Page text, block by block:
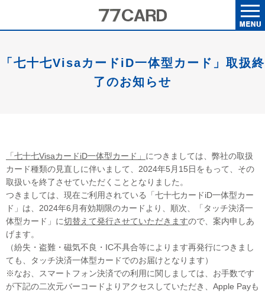
「七十七VisaカードiD一体型カード」取扱終
了のお知らせ
「七十七VisaカードiD一体型カード」 につきましては、弊社の取扱
カード種類の見直しに伴いまして、2024年5月15日をもって、その
取扱いを終了させていただくこととなりました。
つきましては、現在ご利用されている「七十七カードiD一体型カー
ド」は、2024年6月有効期限のカードより、順次、「タッチ決済一
体型カード」に切替えて発行させていただきますので、案内申しあ
げます。
（紛失・盗難・磁気不良・IC不具合等によります再発行につきまし
ても、タッチ決済一体型カードでのお届けとなります）
※なお、スマートフォン決済での利用に関しましては、お手数です
が下記の二次元バーコードよりアクセスしていただき、Apple Payも